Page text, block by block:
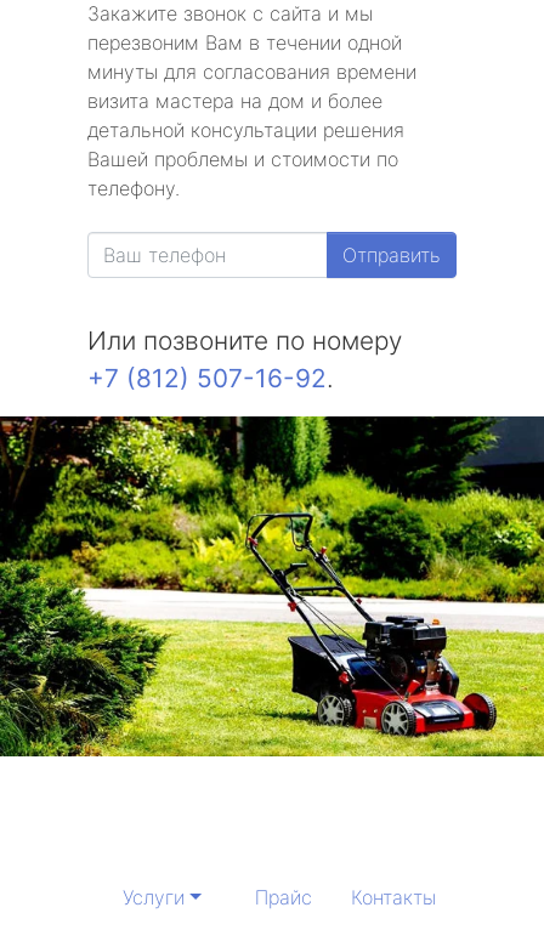
Закажите звонок с сайта и мы
перезвоним Вам в течении одной
минуты для согласования времени
визита мастера на дом и более
детальной консультации решения
Вашей проблемы и стоимости по
телефону.
Отправить
Или позвоните по номеру
+7 (812) 507-16-92.
Услуги Прайс Контакты